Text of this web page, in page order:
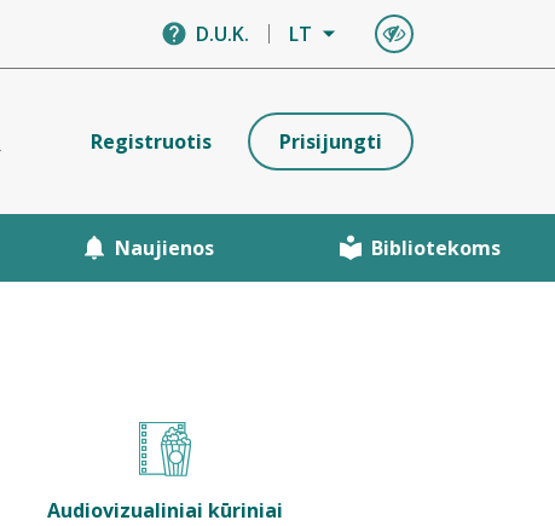
D.U.K. LT
Registruotis Prisijungti
Naujienos Bibliotekoms
Audiovizualiniai kūriniai